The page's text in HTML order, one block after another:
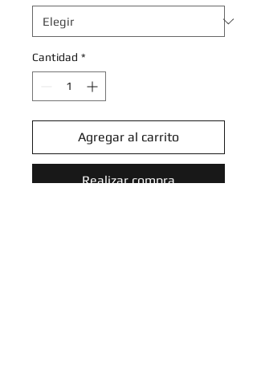
Cantidad *
Agregar al carrito
Realizar compra